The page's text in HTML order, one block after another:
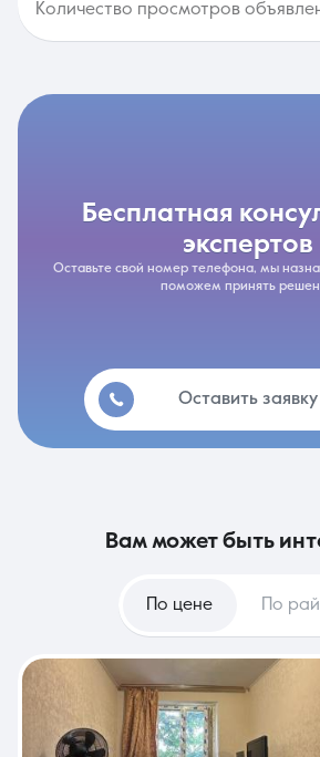
Количество просмотров
бесплатная консультация
экспертов
Оставьте свой номер телефона, мы
поможем принять
Оставить заявку
вам может быть
По цене По